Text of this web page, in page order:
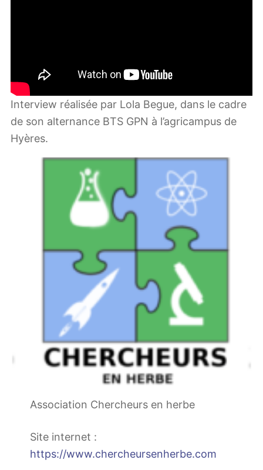
Interview réalisée par Lola Begue, dans le cadre
de son alternance BTS GPN à l’agricampus de
Hyères.
Association Chercheurs en herbe
Site internet :
https://www.chercheursenherbe.com